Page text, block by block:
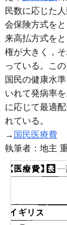
民数に応じた
会保険方式を
来高払方式を
権が大きく，
っている。こ
国民の健康水
いれて発病率
に応じて最適
れている。
→ 国民医療費
執筆者： 地主